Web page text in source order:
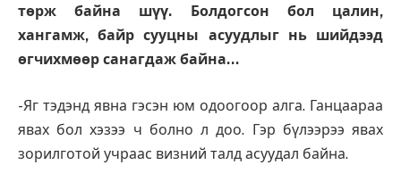
төрж байна шүү. Болдогсон бол цалин,
хангамж, байр сууцны асуудлыг нь шийдээд
өгчихмөөр санагдаж байна…
-Яг тэдэнд явна гэсэн юм одоогоор алга. Ганцаараа
явах бол хэзээ ч болно л доо. Гэр бүлээрээ явах
зорилготой учраас визний талд асуудал байна.